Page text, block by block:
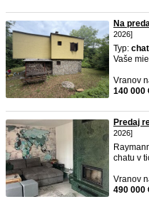
Na
2026]
Typ:
Vaše mie
Vranov
140 000
Predaj
2026]
chatu v
Vranov
490 000